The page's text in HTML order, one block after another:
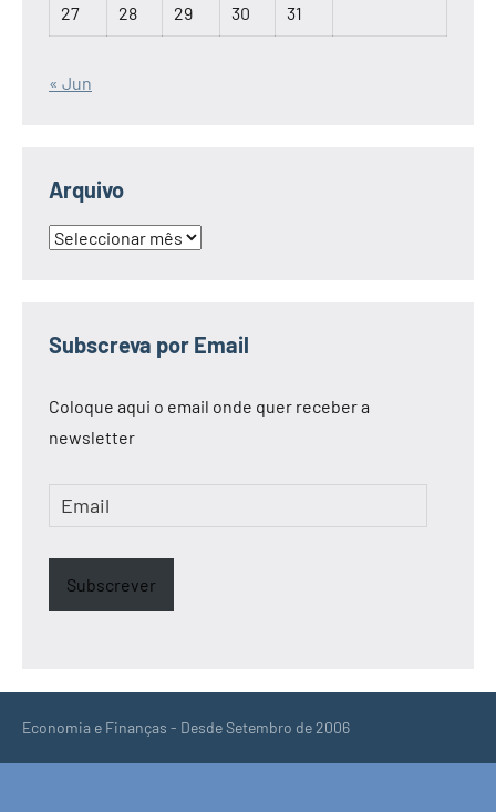
27 28 29 30 31
« Jun
Arquivo
Arquivo
Subscreva por Email
Coloque aqui o email onde quer receber a
newsletter
Email
Subscrever
Economia e Finanças - Desde Setembro de 2006